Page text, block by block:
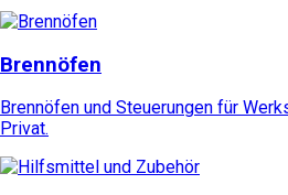
Brennöfen
Brennöfen und Steuerungen für
Privat.